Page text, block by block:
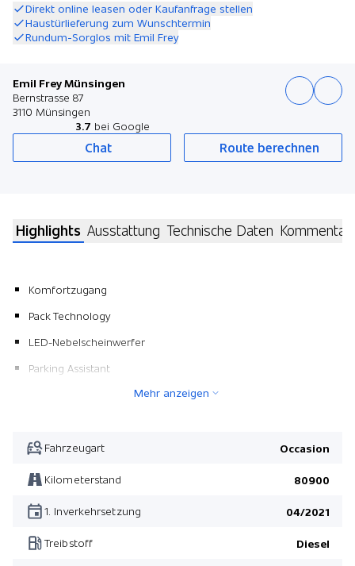
Direkt online leasen oder Kaufanfrage stellen
Haustürlieferung zum Wunschtermin
Rundum-Sorglos mit Emil Frey
Emil Frey Münsingen
Bernstrasse 87
3110 Münsingen
3.7 bei Google
Chat Route berechnen
Highlights Ausstattung Technische Daten Kommentar
Komfortzugang
Pack Technology
LED-Nebelscheinwerfer
Parking Assistant
Pack Connected Drive Professional
Pack Advantage
Pack Sport Line
Parking Assistant
Mehr anzeigen
Fahrzeugart Occasion
Kilometerstand 80900
1. Inverkehrsetzung 04/2021
Treibstoff Diesel